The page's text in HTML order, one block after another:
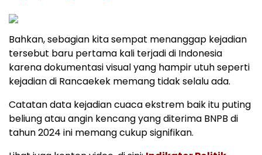
Bahkan, sebagian kita sempat menanggap kejadian
tersebut baru pertama kali terjadi di Indonesia
karena dokumentasi visual yang hampir utuh seperti
kejadian di Rancaekek memang tidak selalu ada.
Catatan data kejadian cuaca ekstrem baik itu puting
beliung atau angin kencang yang diterima BNPB di
tahun 2024 ini memang cukup signifikan.